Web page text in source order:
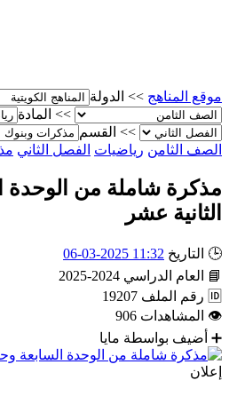
موقع المناهج >> الدولة
>>
المادة
>>
القسم
الصف الثامن رياضيات الفصل الثاني
مذكرة شاملة من الوحدة
الثانية عشر
🕒 التاريخ 11:32 2025-03-06
📘
العام الدراسي 2024-2025
🆔 رقم الملف 19207
👁
المشاهدات 906
➕
أضيف بواسطة مايا
إعلان